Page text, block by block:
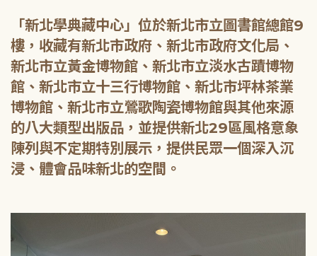
「新北學典藏中心」位於新北市立圖書館總館9
樓，收藏有新北市政府、新北市政府文化局、
新北市立黃金博物館、新北市立淡水古蹟博物
館、新北市立十三行博物館、新北市坪林茶業
博物館、新北市立鶯歌陶瓷博物館與其他來源
的八大類型出版品，並提供新北29區風格意象
陳列與不定期特別展示，提供民眾一個深入沉
浸、體會品味新北的空間。